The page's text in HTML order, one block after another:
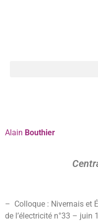
Alain Bouthier
– Colloque : Nivernais et
de l’électricité n°33 – juin